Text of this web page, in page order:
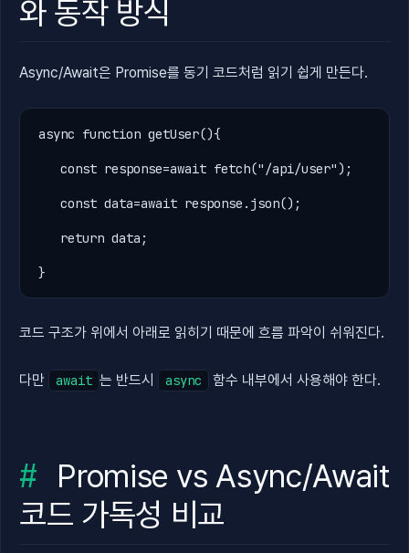
와 동작 방식
Async/Await은 Promise를 동기 코드처럼 읽기 쉽게 만든다.
async function getUser(){
const response=await fetch("/api/user" );
const data=await response . json();
return data ;
}
코드 구조가 위에서 아래로 읽히기 때문에 흐름 파악이 쉬워진다.
다만 await 는 반드시 async 함수 내부에서 사용해야 한다.
Promise vs Async/Await
코드 가독성 비교